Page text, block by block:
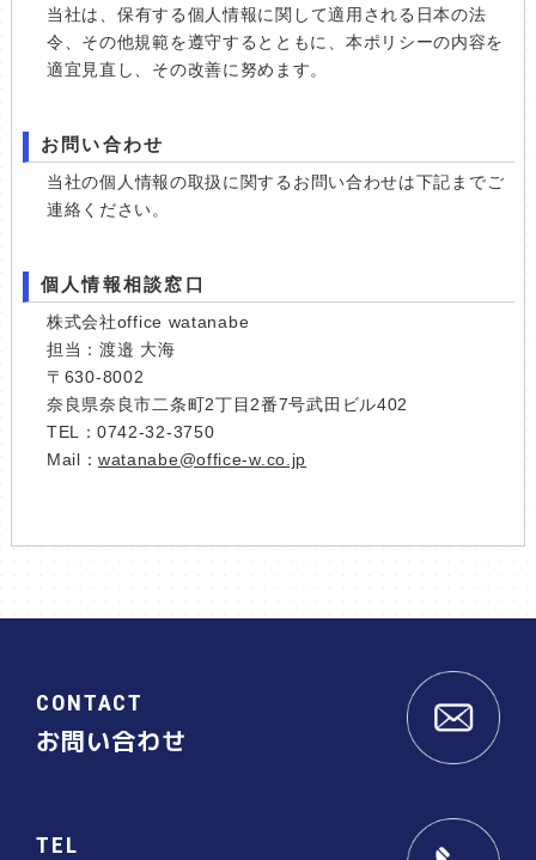
当社は、保有する個人情報に関して適用される日本の法
令、その他規範を遵守するとともに、本ポリシーの内容を
適宜見直し、その改善に努めます。
お問い合わせ
当社の個人情報の取扱に関するお問い合わせは下記までご
連絡ください。
個人情報相談窓口
株式会社office watanabe
担当：渡邉 大海
〒630-8002
​​​​​​​奈良県奈良市二条町2丁目2番7号武田ビル402
TEL：0742-32-3750
Mail：watanabe@office-w.co.jp
CONTACT
お問い合わせ
TEL